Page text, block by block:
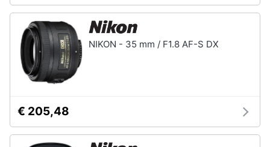
NIKON - 35 mm / F1.8 AF-S DX
€ 205,48